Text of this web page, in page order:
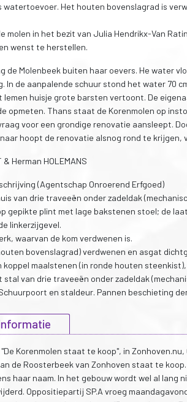
Het houten bovenslagrad is
molen in het bezit van Julia Hendrikx-Van
wenst te herstellen.
de Molenbeek buiten haar oevers. He water
In de aanpalende schuur stond het water 70
lemen huisje grote barsten vertoont. De
opmeten. Thans staat de Korenmolen op
voor een grondige renovatie aansleept.
hoopt de renovatie alsnog rond te
& Herman HOLEMANS
(Agentschap Onroerend Erfgoed)
van drie traveeën onder zadeldak
gepikte plint met lage bakstenen stoel; de
linkerzijgevel.
waarvan de kom verdwenen is.
bovenslagrad) verdwenen en asgat
koppel maalstenen (in ronde houten
stal van drie traveeën onder zadeldak
en staldeur. Pannen beschieting
Korenmolen staat te koop", in Zonhoven.nu,
de Roosterbeek van Zonhoven staat te
haar naam. In het gebouw wordt wel al lang
Oppositiepartij SP.A vroeg